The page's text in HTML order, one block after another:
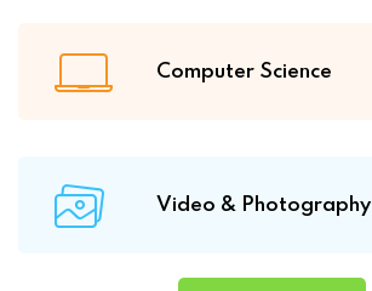
Computer Science
Video & Photography